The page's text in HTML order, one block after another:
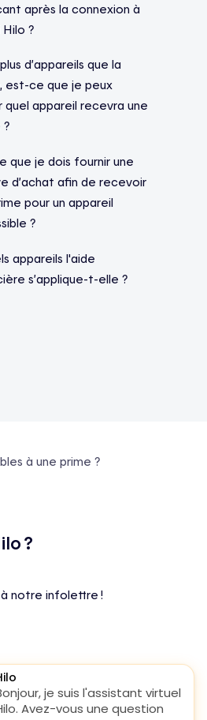
après la connexion à
Hilo ?
plus d’appareils que la
est-ce que je peux
quel appareil recevra une
?
que je dois fournir une
d’achat afin de recevoir
pour un appareil
?
appareils l'aide
s’applique-t-elle ?
à une prime ?
?
à notre infolettre !